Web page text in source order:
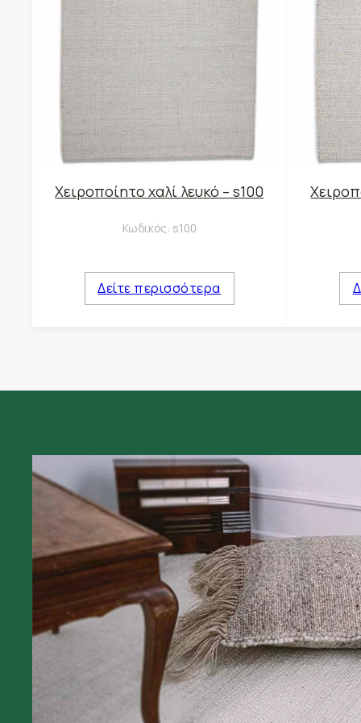
Χειροποίητο χαλί λευκό – s100
Κωδικός: s100
Δείτε περισσότερα